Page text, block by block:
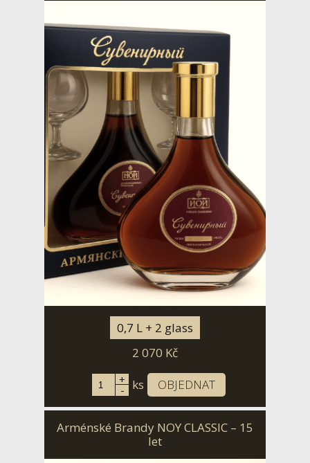
0,7 L + 2 glass
2 070 Kč
+
- ks OBJEDNAT
Arménské Brandy NOY CLASSIC – 15
let